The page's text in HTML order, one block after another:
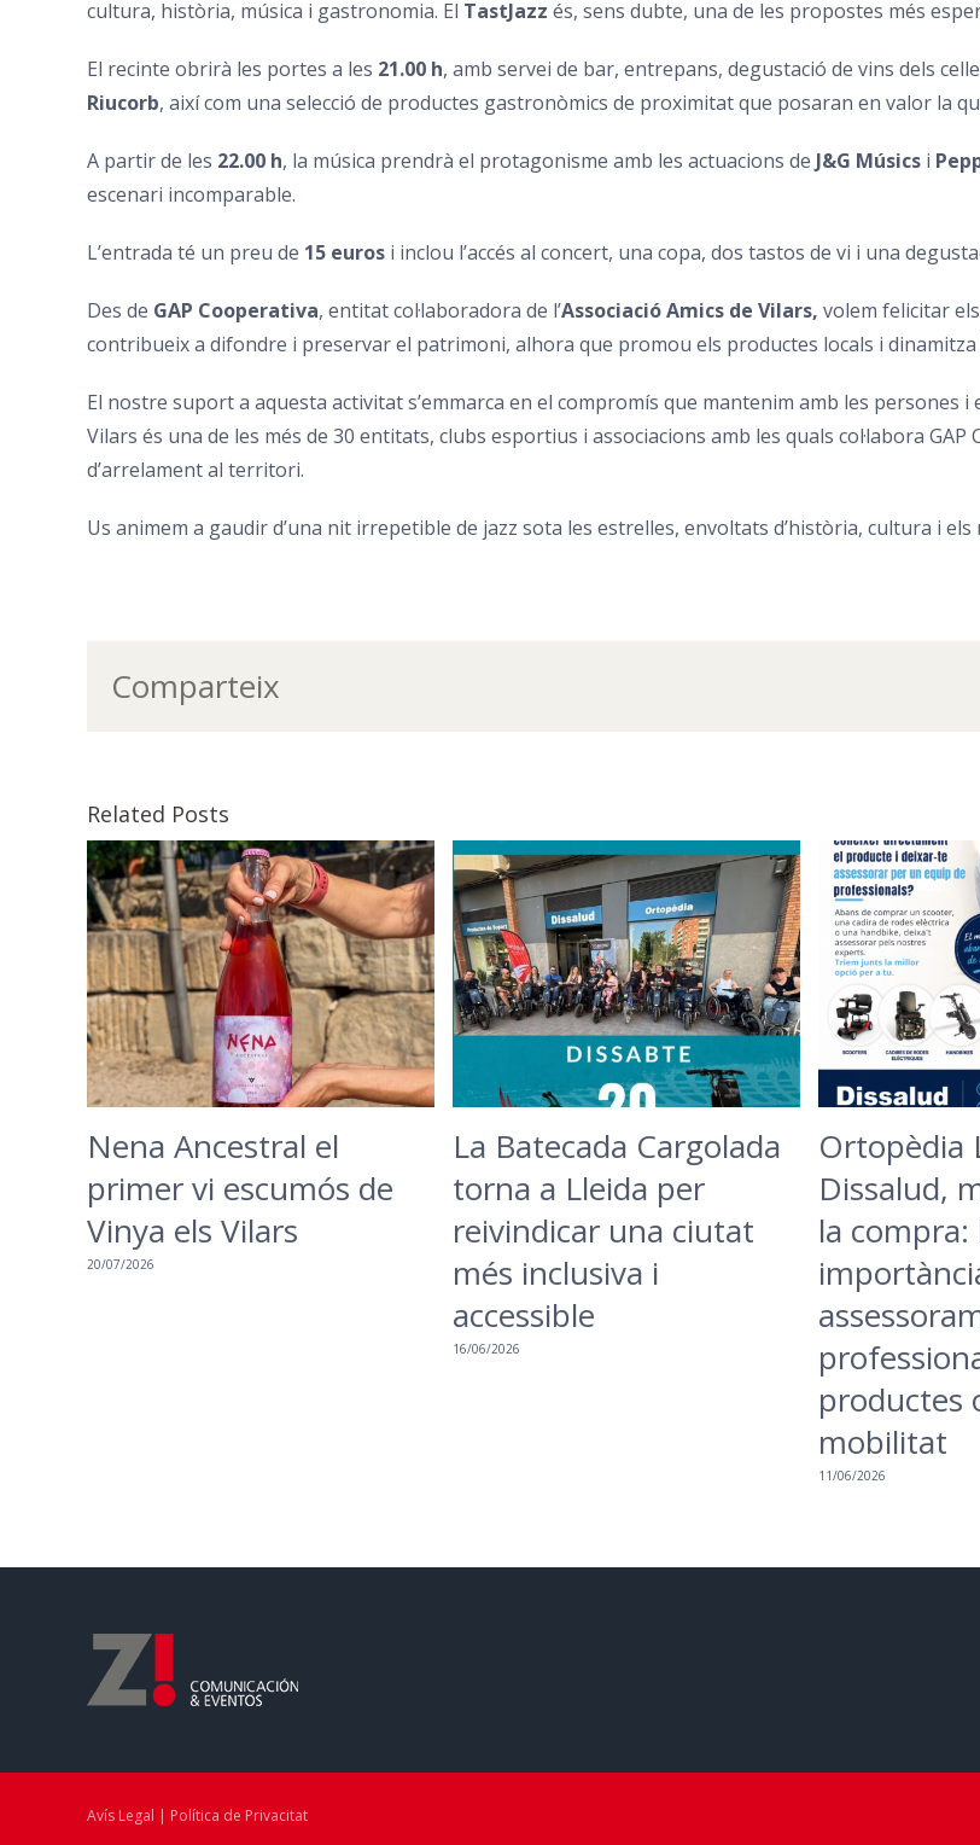
cultura, història, música i gastronomia. El TastJazz és, sens dubte, una de les propostes més
El recinte obrirà les portes a les 21.00 h, amb servei de bar, entrepans, degustació de vins dels
Riucorb, així com una selecció de productes gastronòmics de proximitat que posaran en valor la
A partir de les 22.00 h, la música prendrà el protagonisme amb les actuacions de J&G Músicsi
escenari incomparable.
L’entrada té un preu de 15 eurosi inclou l’accés al concert, una copa, dos tastos de vi i una
Des de GAP Cooperativa, entitat col·laboradora de l’Associació Amics de Vilars, volem felicitar
contribueix a difondre i preservar el patrimoni, alhora que promou els productes locals i
El nostre suport a aquesta activitat s’emmarca en el compromís que mantenim amb les persones i
Vilars és una de les més de 30 entitats, clubs esportius i associacions amb les quals col·labora
d’arrelament al territori.
Us animem a gaudir d’una nit irrepetible de jazz sota les estrelles, envoltats d’història, cultura i
Comparteix
Related Posts
Nena Ancestral el
primer vi escumós de
Vinya els Vilars
20/07/2026
La Batecada Cargolada
torna a Lleida per
reivindicar una ciutat
més inclusiva i
accessible
16/06/2026
Ortopèdia
Dissalud,
la compra:
productes
mobilitat
11/06/2026
Avís Legal | Política de Privacitat